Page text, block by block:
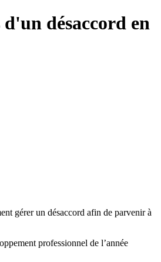
désaccord en
gérer un désaccord afin de parvenir à
professionnel de l’année